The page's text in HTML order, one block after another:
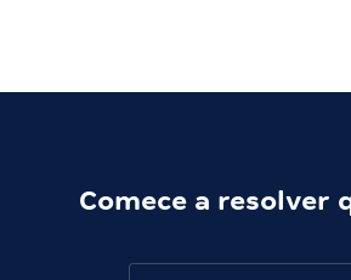
Comece a resolver